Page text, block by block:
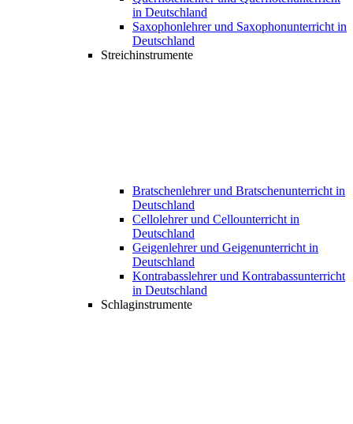
in Deutschland
Saxophonlehrer und Saxophonunterricht in
Deutschland
Streichinstrumente
Bratschenlehrer und Bratschenunterricht in
Deutschland
Cellolehrer und Cellounterricht in
Deutschland
Geigenlehrer und Geigenunterricht in
Deutschland
Kontrabasslehrer und Kontrabassunterricht
in Deutschland
Schlaginstrumente